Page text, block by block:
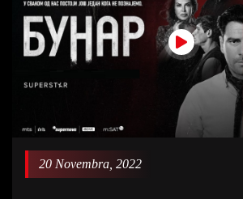
20 Novembra, 2022